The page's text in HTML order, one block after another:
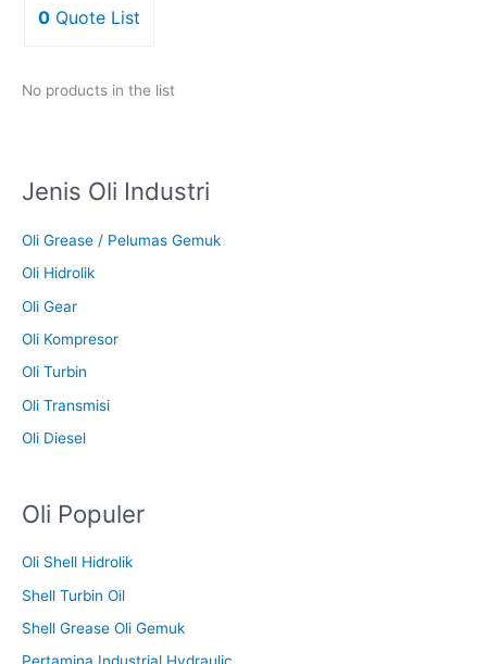
0 Quote List
No products in the list
Jenis Oli Industri
Oli Grease / Pelumas Gemuk
Oli Hidrolik
Oli Gear
Oli Kompresor
Oli Turbin
Oli Transmisi
Oli Diesel
Oli Populer
Oli Shell Hidrolik
Shell Turbin Oil
Shell Grease Oli Gemuk